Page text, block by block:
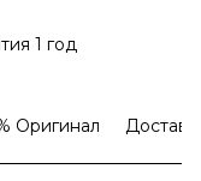
1 год
Оригинал